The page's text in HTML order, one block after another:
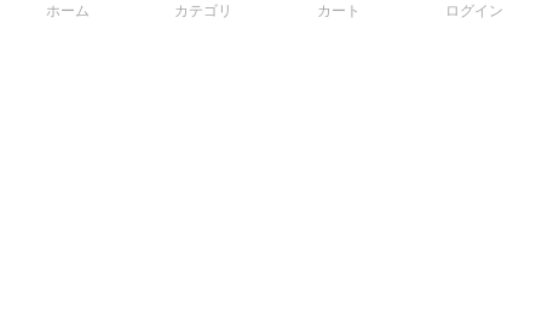
ホーム カテゴリ カート ログイン